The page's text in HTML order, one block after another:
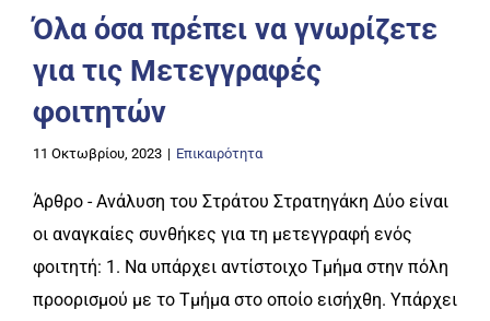
Όλα όσα πρέπει να γνωρίζετε
για τις Μετεγγραφές
φοιτητών
11 Οκτωβρίου, 2023 | Επικαιρότητα
Άρθρο - Ανάλυση του Στράτου Στρατηγάκη Δύο είναι
οι αναγκαίες συνθήκες για τη μετεγγραφή ενός
φοιτητή: 1. Να υπάρχει αντίστοιχο Τμήμα στην πόλη
προορισμού με το Τμήμα στο οποίο εισήχθη. Υπάρχει